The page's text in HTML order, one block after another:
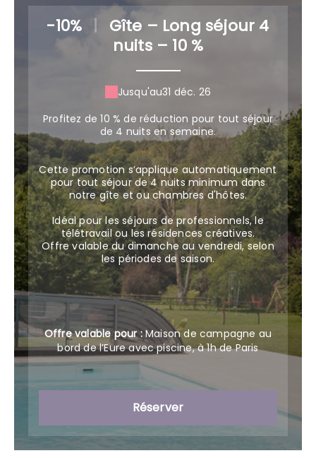
-10% |
Gîte – Long séjour 4
nuits – 10 %
Jusqu'au31 déc. 26
Profitez de 10 % de réduction pour tout séjour
de 4 nuits en semaine.
Cette promotion s’applique automatiquement
pour tout séjour de 4 nuits minimum dans
notre gîte et ou chambres d'hôtes.
Idéal pour les séjours de professionnels, le
télétravail ou les résidences créatives.
Offre valable du dimanche au vendredi, selon
les périodes de saison.
Offre valable pour :Maison de campagne au
bord de l’Eure avec piscine, à 1h de Paris
Réserver